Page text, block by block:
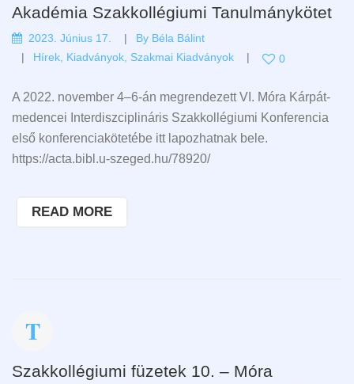
Akadémia Szakkollégiumi Tanulmánykötet
2023. Június 17. By Béla Bálint
Hírek, Kiadványok, Szakmai Kiadványok 0
A 2022. november 4–6-án megrendezett VI. Móra Kárpát-
medencei Interdiszciplináris Szakkollégiumi Konferencia
első konferenciakötetébe itt lapozhatnak bele.
https://acta.bibl.u-szeged.hu/78920/
READ MORE
Szakkollégiumi füzetek 10. – Móra